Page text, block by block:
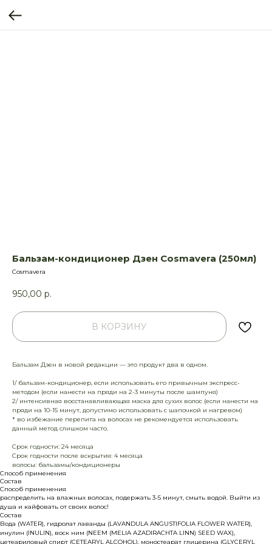
Бальзам-кондиционер Дзен Cosmavera (250мл)
Cosmavera
950,00 р.
В КОРЗИНУ
Бальзам Дзен в новой редакции — это продукт два в одном.
1/ бальзам-кондиционер, если использовать его привычным экспресс-
методом (если нанести на пряди на 2-3 минуты после шампуня)
2/ интенсивная восстанавливающая маска для сухих волос (если нанести на
пряди на 10-15 минут, допустимо использовать с шапочкой и нагревом)
* во избежание перепита на волосах не рекомендуется использовать
данный метод слишком часто.
Срок годности: 24 месяца
Срок годности после вскрытия: 4 месяца
волосы: бальзамы/кондиционеры
Способ применения
Состав
Способ применения
распределить на влажных волосах, подержать 3-5 минут, смыть водой. Выйти из
душа и кайфовать от своих волос!
Состав
Вода (WATER), гидролат лаванды (LAVANDULA ANGUSTIFOLIA FLOWER WATER),
инулин (INULIN), воск ним (NEEM (MELIA AZADIRACHTA LINN) SEED WAX),
цетеариловый спирт (CETEARYL ALCOHOL), моностеарат глицерина (GLYCERYL